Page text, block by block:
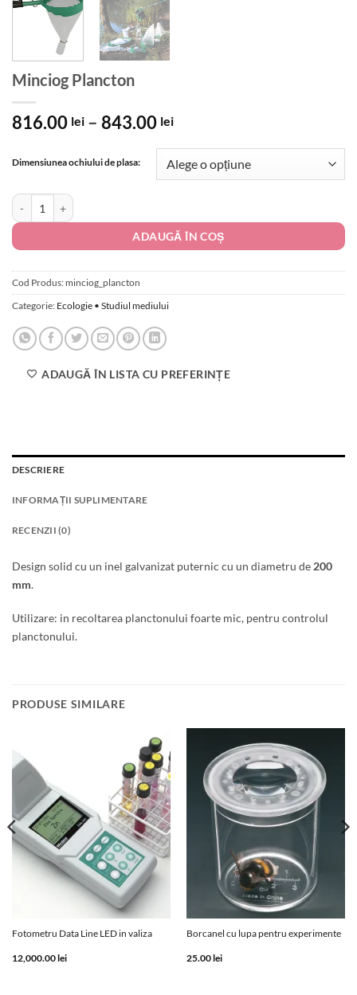
Minciog Plancton
816.00 lei – 843.00 leiInterval
prețuri:
816.00 lei
843.00 lei
Dimensiunea ochiului de plasa:
Cantitate Minciog Plancton
ADAUGĂ ÎN COȘ
Cod Produs: minciog_plancton
Categorie: Ecologie • Studiul mediului
ADAUGĂ ÎN LISTA CU PREFERINȚE
DESCRIERE
INFORMAȚII SUPLIMENTARE
RECENZII (0)
Design solid cu un inel galvanizat puternic cu un diametru de 200
mm.
Utilizare: in recoltarea planctonului foarte mic, pentru controlul
planctonului.
PRODUSE SIMILARE
Fotometru Data Line LED in valiza
12,000.00lei
Borcanel cu lupa pentru experimente
25.00lei